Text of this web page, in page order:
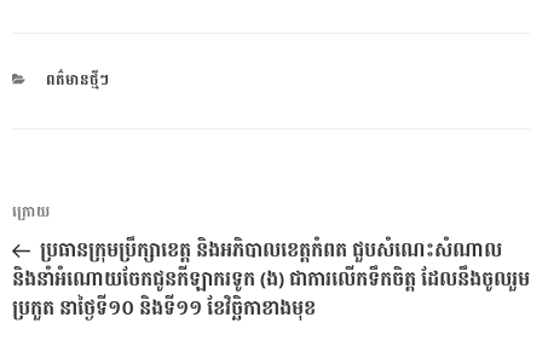
CATEGORIES
ពត៌មានថ្មីៗ
ការ​
នាំទិស​
ប្រកាស
អត្ថបទ
មុន
ក្រោយ
ប្រធានក្រុមប្រឹក្សាខេត្ត និងអភិបាលខេត្តកំពត ជួបសំណេះសំណាល
និងនាំអំណោយចែកជូនកីឡាករទូក (ង) ជាការលើកទឹកចិត្ត ដែលនឹងចូលរួម
ប្រកួត នាថ្ងៃទី១០ និងទី១១ ខែវិច្ឆិកាខាងមុខ